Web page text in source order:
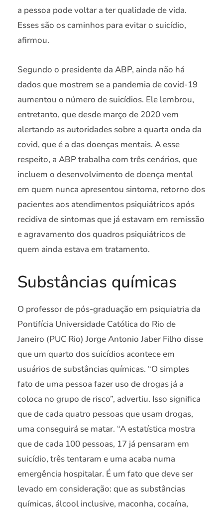
a pessoa pode voltar a ter qualidade de vida.
Esses são os caminhos para evitar o suicídio,
afirmou.
Segundo o presidente da ABP, ainda não há
dados que mostrem se a pandemia de covid-19
aumentou o número de suicídios. Ele lembrou,
entretanto, que desde março de 2020 vem
alertando as autoridades sobre a quarta onda da
covid, que é a das doenças mentais. A esse
respeito, a ABP trabalha com três cenários, que
incluem o desenvolvimento de doença mental
em quem nunca apresentou sintoma, retorno dos
pacientes aos atendimentos psiquiátricos após
recidiva de sintomas que já estavam em remissão
e agravamento dos quadros psiquiátricos de
quem ainda estava em tratamento.
Substâncias químicas
O professor de pós-graduação em psiquiatria da
Pontifícia Universidade Católica do Rio de
Janeiro (PUC Rio) Jorge Antonio Jaber Filho disse
que um quarto dos suicídios acontece em
usuários de substâncias químicas. “O simples
fato de uma pessoa fazer uso de drogas já a
coloca no grupo de risco”, advertiu. Isso significa
que de cada quatro pessoas que usam drogas,
uma conseguirá se matar. “A estatística mostra
que de cada 100 pessoas, 17 já pensaram em
suicídio, três tentaram e uma acaba numa
emergência hospitalar. É um fato que deve ser
levado em consideração: que as substâncias
químicas, álcool inclusive, maconha, cocaína,